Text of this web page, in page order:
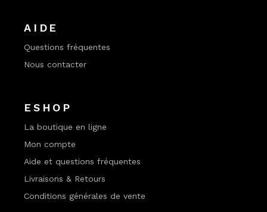
AIDE
Questions fréquentes
Nous contacter
ESHOP
La boutique en ligne
Mon compte
Aide et questions fréquentes
Livraisons & Retours
Conditions générales de vente